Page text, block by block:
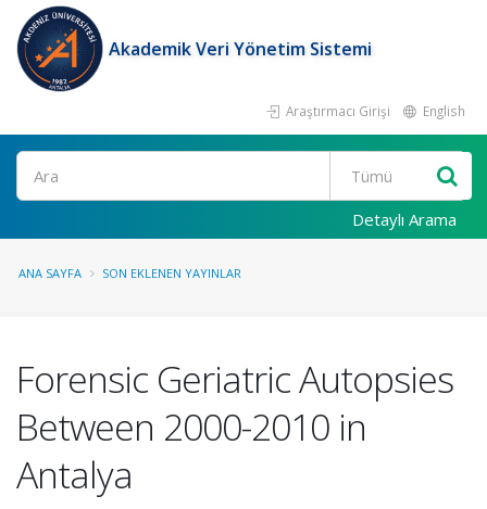
Akademik Veri Yönetim Sistemi
Araştırmacı Girişi English
Ara
Detaylı Arama
ANA SAYFA SON EKLENEN YAYINLAR
Forensic Geriatric Autopsies
Between 2000-2010 in
Antalya